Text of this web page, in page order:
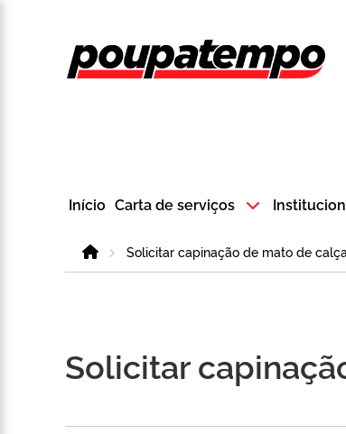
Início Carta de serviços
HomeSolicitar capinação de mato de
Solicitar